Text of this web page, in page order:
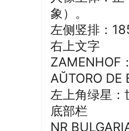
象）。
左侧竖排 ：
右上文字
ZAMENHOF
AŬTORO DE
左上角绿星
底部栏
NR